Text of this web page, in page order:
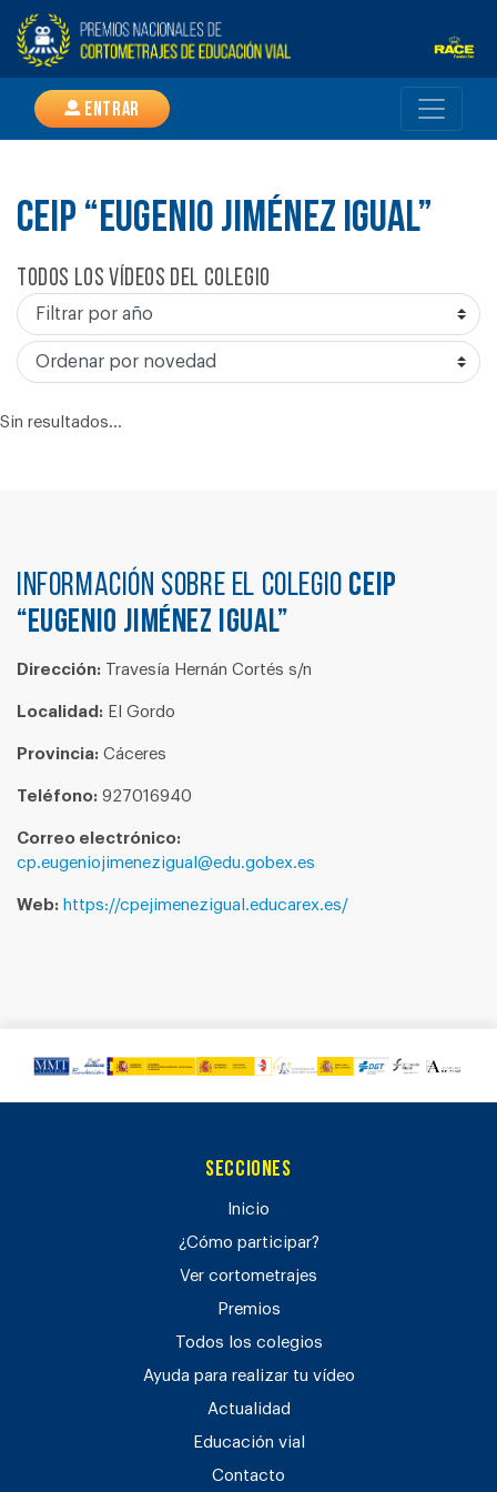
Entrar
CEIP “EUGENIO JIMÉNEZ IGUAL”
Todos los vídeos del colegio
Sin resultados...
Información sobre el colegio CEIP
“EUGENIO JIMÉNEZ IGUAL”
Dirección: Travesía Hernán Cortés s/n
Localidad: El Gordo
Provincia: Cáceres
Teléfono: 927016940
Correo electrónico:
cp.eugeniojimenezigual@edu.gobex.es
Web: https://cpejimenezigual.educarex.es/
Secciones
Inicio
¿Cómo participar?
Ver cortometrajes
Premios
Todos los colegios
Ayuda para realizar tu vídeo
Actualidad
Educación vial
Contacto